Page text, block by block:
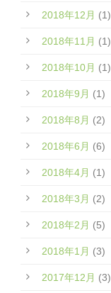
2018年12月 (1)
2018年11月 (1)
2018年10月 (1)
2018年9月 (1)
2018年8月 (2)
2018年6月 (6)
2018年4月 (1)
2018年3月 (2)
2018年2月 (5)
2018年1月 (3)
2017年12月 (3)